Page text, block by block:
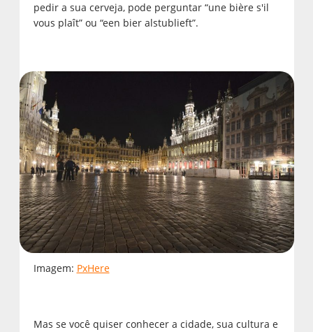
pedir a sua cerveja, pode perguntar “une bière s'il
vous plaît” ou “een bier alstublieft”.
Imagem: PxHere
Mas se você quiser conhecer a cidade, sua cultura e